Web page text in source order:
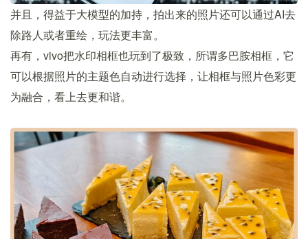
并且，得益于大模型的加持，拍出来的照片还可以通过AI去
除路人或者重绘，玩法更丰富。
再有，vivo把水印相框也玩到了极致，所谓多巴胺相框，它
可以根据照片的主题色自动进行选择，让相框与照片色彩更
为融合，看上去更和谐。